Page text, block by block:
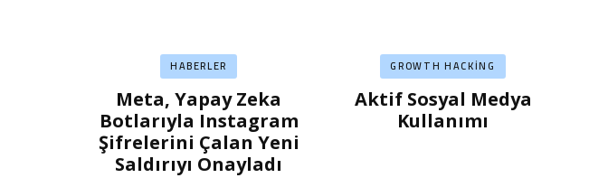
HABERLER
Meta, Yapay Zeka
Botlarıyla Instagram
Şifrelerini Çalan Yeni
Saldırıyı Onayladı
GROWTH HACKING
Aktif Sosyal Medya
Kullanımı